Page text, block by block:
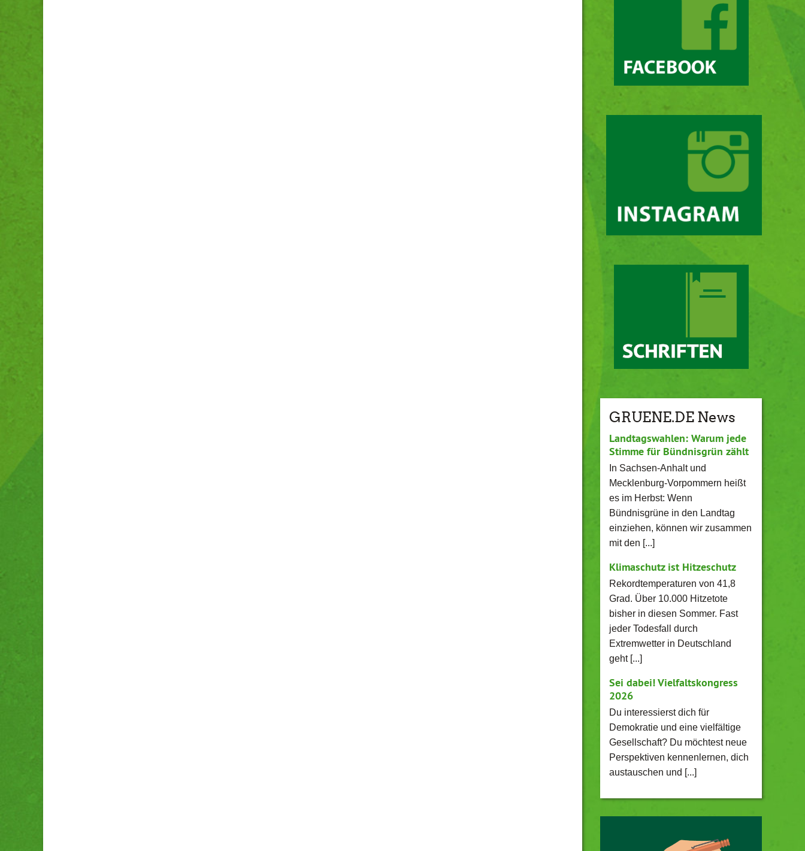
GRUENE.DE News
Landtagswahlen: Warum jede
Stimme für Bündnisgrün zählt
In Sachsen-Anhalt und
Mecklenburg-Vorpommern heißt
es im Herbst: Wenn
Bündnisgrüne in den Landtag
einziehen, können wir zusammen
mit den [...]
Klimaschutz ist Hitzeschutz
Rekordtemperaturen von 41,8
Grad. Über 10.000 Hitzetote
bisher in diesen Sommer. Fast
jeder Todesfall durch
Extremwetter in Deutschland
geht [...]
Sei dabei! Vielfaltskongress
2026
Du interessierst dich für
Demokratie und eine vielfältige
Gesellschaft? Du möchtest neue
Perspektiven kennenlernen, dich
austauschen und [...]